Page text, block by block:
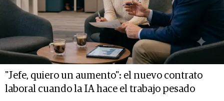
"Jefe, quiero un aumento": el nuevo contrato
laboral cuando la IA hace el trabajo pesado